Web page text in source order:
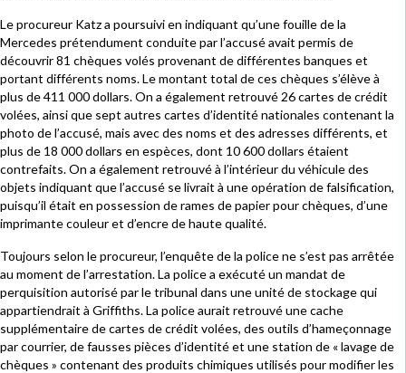
Le procureur Katz a poursuivi en indiquant qu’une fouille de la
Mercedes prétendument conduite par l’accusé avait permis de
découvrir 81 chèques volés provenant de différentes banques et
portant différents noms. Le montant total de ces chèques s’élève à
plus de 411 000 dollars. On a également retrouvé 26 cartes de crédit
volées, ainsi que sept autres cartes d’identité nationales contenant la
photo de l’accusé, mais avec des noms et des adresses différents, et
plus de 18 000 dollars en espèces, dont 10 600 dollars étaient
contrefaits. On a également retrouvé à l’intérieur du véhicule des
objets indiquant que l’accusé se livrait à une opération de falsification,
puisqu’il était en possession de rames de papier pour chèques, d’une
imprimante couleur et d’encre de haute qualité.
Toujours selon le procureur, l’enquête de la police ne s’est pas arrêtée
au moment de l’arrestation. La police a exécuté un mandat de
perquisition autorisé par le tribunal dans une unité de stockage qui
appartiendrait à Griffiths. La police aurait retrouvé une cache
supplémentaire de cartes de crédit volées, des outils d’hameçonnage
par courrier, de fausses pièces d’identité et une station de « lavage de
chèques » contenant des produits chimiques utilisés pour modifier les